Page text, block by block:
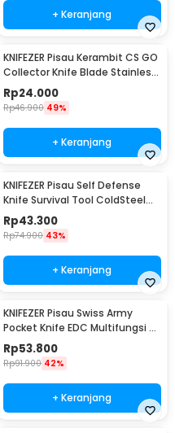
+ Keranjang
KNIFEZER Pisau Kerambit CS GO
Collector Knife Blade Stainless
Steel - H10
Rp24.000
Rp46.900 49%
+ Keranjang
KNIFEZER Pisau Self Defense
Knife Survival Tool ColdSteel
Straight - 17T
Rp43.300
Rp74.900 43%
+ Keranjang
KNIFEZER Pisau Swiss Army
Pocket Knife EDC Multifungsi -
MKE16
Rp53.800
Rp91.900 42%
+ Keranjang